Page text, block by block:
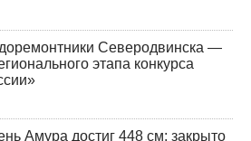
Северодвинска —
этапа конкурса
Амура достиг 448 см: закрыто